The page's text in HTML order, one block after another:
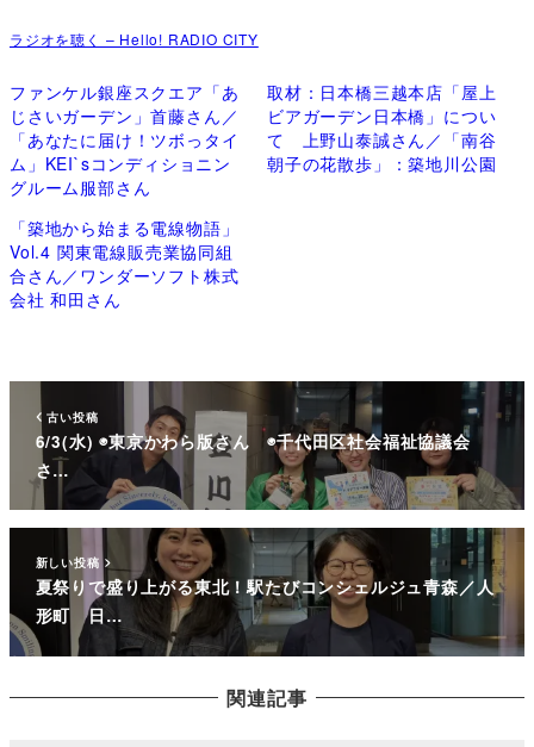
ラジオを聴く – Hello! RADIO CITY
ファンケル銀座スクエア「あ
じさいガーデン」首藤さん／
「あなたに届け！ツボっタイ
ム」KEI`sコンディショニン
グルーム服部さん
取材：日本橋三越本店「屋上
ビアガーデン日本橋」につい
て 上野山泰誠さん／「南谷
朝子の花散歩」：築地川公園
「築地から始まる電線物語」
Vol.4 関東電線販売業協同組
合さん／ワンダーソフト株式
会社 和田さん
古い投稿
6/3(水) ◉東京かわら版さん ◉千代田区社会福祉協議会
さ…
新しい投稿
夏祭りで盛り上がる東北！駅たびコンシェルジュ青森／人
形町 日…
関連記事